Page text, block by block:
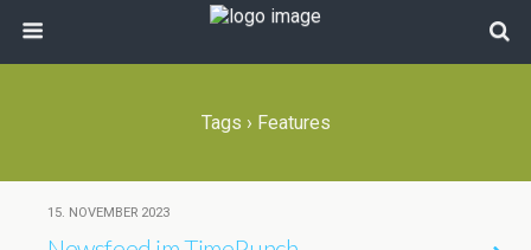
Tags › Features
15. NOVEMBER 2023